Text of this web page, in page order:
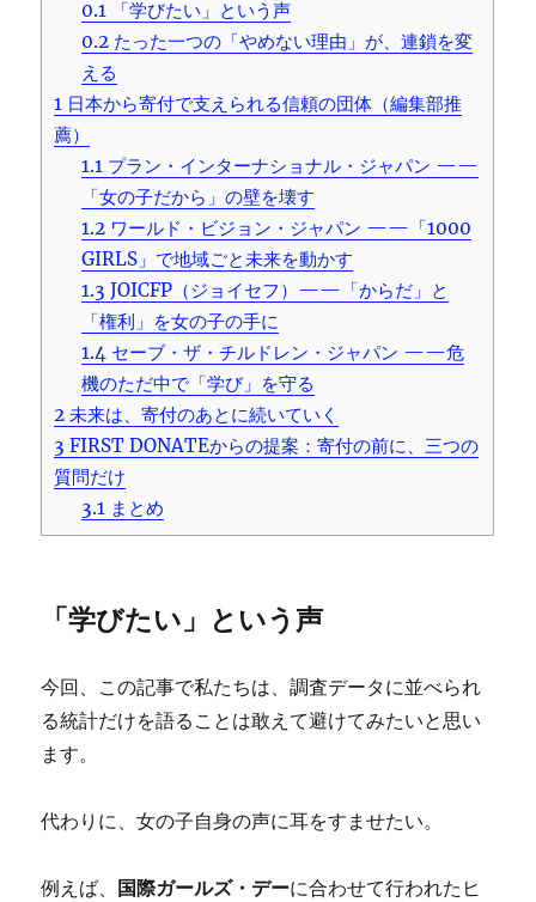
0.1
「学びたい」という声
0.2 たった一つの「やめない理由」が、連鎖を変
える
1 日本から寄付で支えられる信頼の団体（編集部推
薦）
1.1 プラン・インターナショナル・ジャパン ——
「女の子だから」の壁を壊す
1.2 ワールド・ビジョン・ジャパン ——「1000
GIRLS」で地域ごと未来を動かす
1.3 JOICFP（ジョイセフ）——「からだ」と
「権利」を女の子の手に
1.4 セーブ・ザ・チルドレン・ジャパン ——危
機のただ中で「学び」を守る
2 未来は、寄付のあとに続いていく
3 FIRST DONATEからの提案：寄付の前に、三つの
質問だけ
3.1 まとめ
「学びたい」という声
今回、この記事で私たちは、調査データに並べられ
る統計だけを語ることは敢えて避けてみたいと思い
ます。
代わりに、女の子自身の声に耳をすませたい。
例えば、 国際ガールズ・デーに合わせて行われたヒ